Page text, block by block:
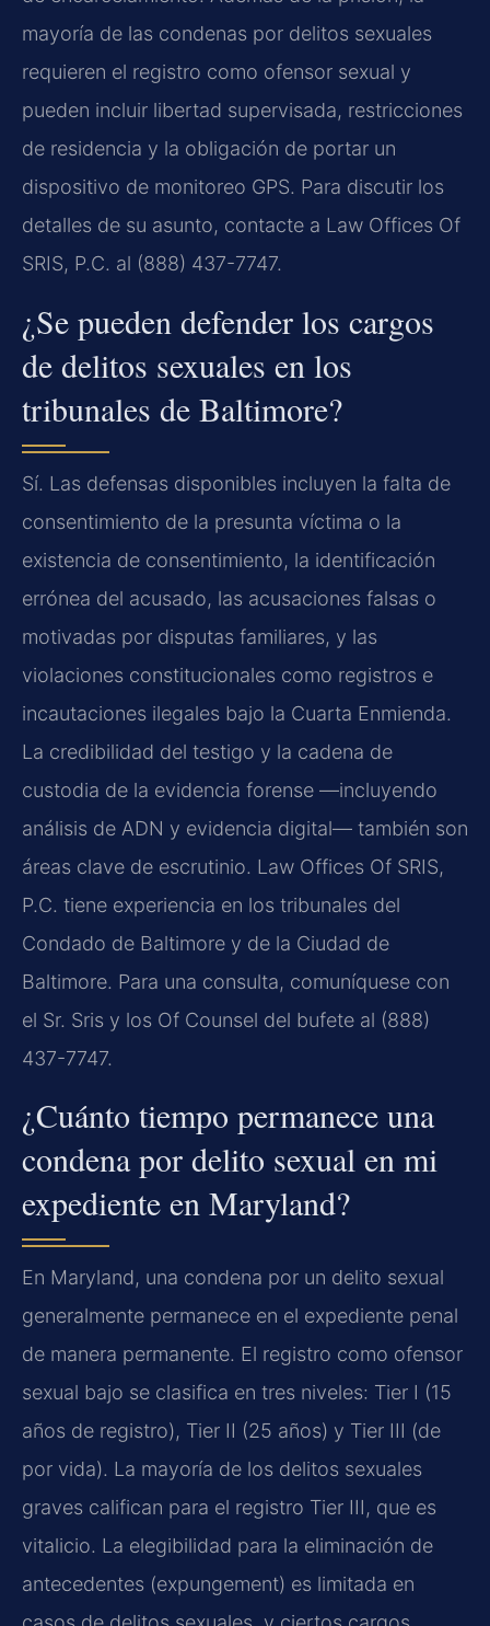
mayoría de las condenas por delitos sexuales
requieren el registro como ofensor sexual y
pueden incluir libertad supervisada, restricciones
de residencia y la obligación de portar un
dispositivo de monitoreo GPS. Para discutir los
detalles de su asunto, contacte a Law Offices Of
SRIS, P.C. al (888) 437-7747.
¿Se pueden defender los cargos
de delitos sexuales en los
tribunales de Baltimore?
Sí. Las defensas disponibles incluyen la falta de
consentimiento de la presunta víctima o la
existencia de consentimiento, la identificación
errónea del acusado, las acusaciones falsas o
motivadas por disputas familiares, y las
violaciones constitucionales como registros e
incautaciones ilegales bajo la Cuarta Enmienda.
La credibilidad del testigo y la cadena de
custodia de la evidencia forense —incluyendo
análisis de ADN y evidencia digital— también son
áreas clave de escrutinio. Law Offices Of SRIS,
P.C. tiene experiencia en los tribunales del
Condado de Baltimore y de la Ciudad de
Baltimore. Para una consulta, comuníquese con
el Sr. Sris y los Of Counsel del bufete al (888)
437-7747.
¿Cuánto tiempo permanece una
condena por delito sexual en mi
expediente en Maryland?
En Maryland, una condena por un delito sexual
generalmente permanece en el expediente penal
de manera permanente. El registro como ofensor
sexual bajo se clasifica en tres niveles: Tier I (15
años de registro), Tier II (25 años) y Tier III (de
por vida). La mayoría de los delitos sexuales
graves califican para el registro Tier III, que es
vitalicio. La elegibilidad para la eliminación de
antecedentes (expungement) es limitada en